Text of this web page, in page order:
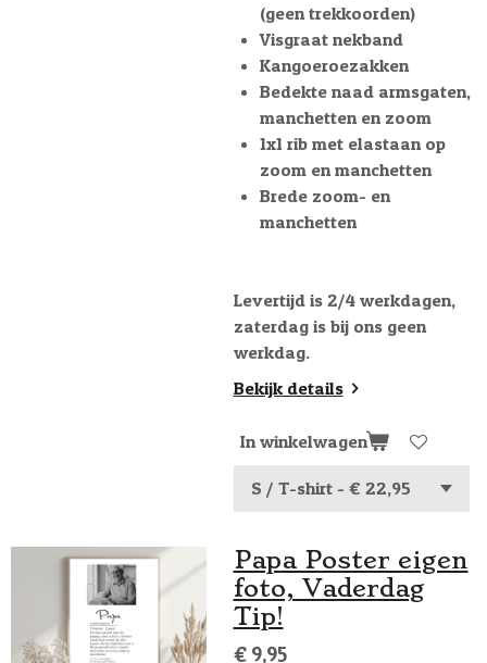
(geen trekkoorden)
Visgraat nekband
Kangoeroezakken
Bedekte naad armsgaten,
manchetten en zoom
1x1 rib met elastaan op
zoom en manchetten
Brede zoom- en
manchetten
Levertijd is 2/4 werkdagen,
zaterdag is bij ons geen
werkdag.
Bekijk details
In winkelwagen
Papa Poster eigen
foto, Vaderdag
Tip!
€ 9,95